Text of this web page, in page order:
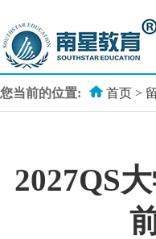
您当前的位置: 首页 >
2027QS